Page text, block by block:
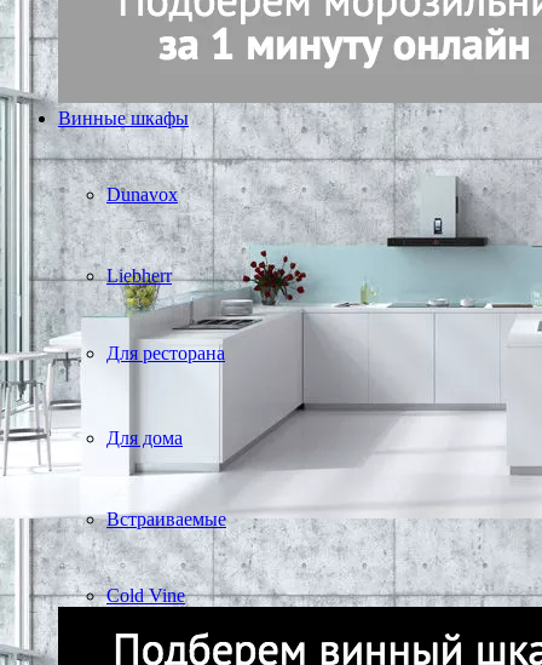
Винные шкафы
Dunavox
Liebherr
Для ресторана
Для дома
Встраиваемые
Cold Vine